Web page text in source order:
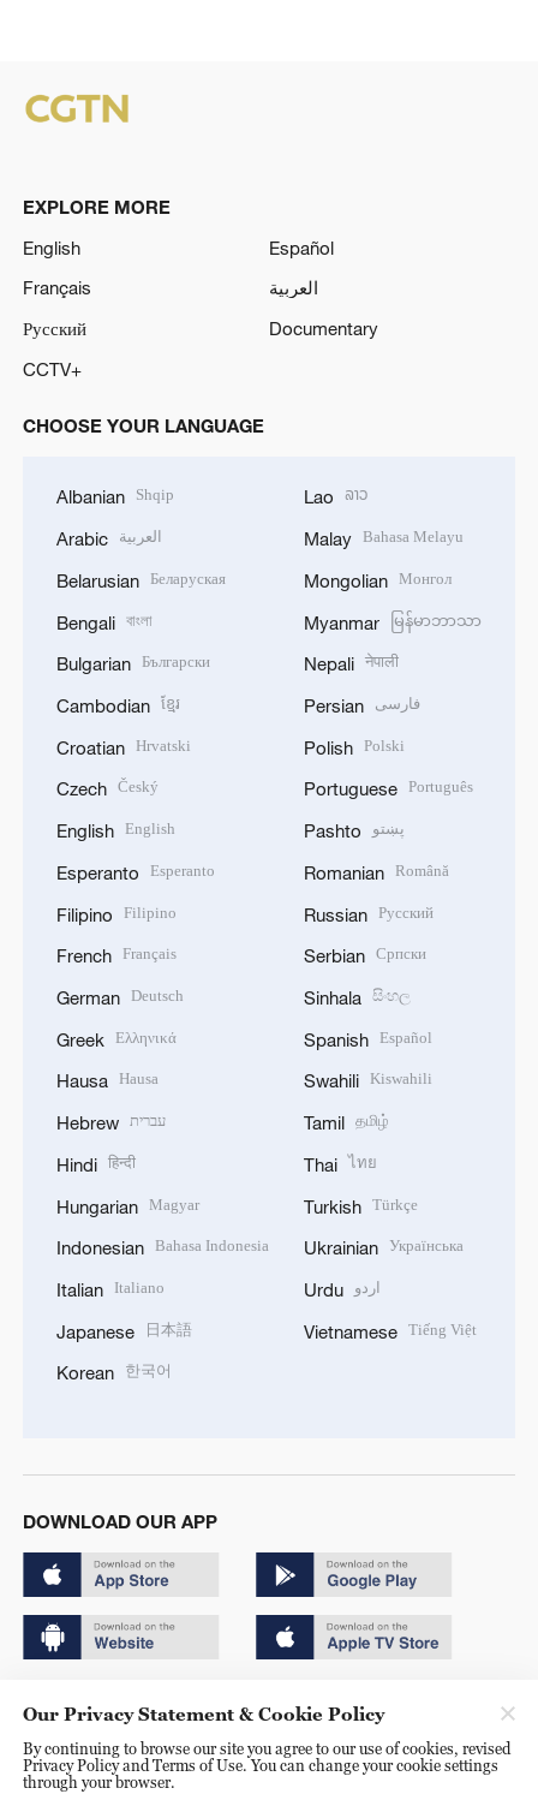
EXPLORE MORE
English
Español
Français
العربية
Русский
Documentary
CCTV+
CHOOSE YOUR LANGUAGE
Albanian Shqip
Arabic العربية
Belarusian Беларуская
Bengali বাংলা
Bulgarian Български
Cambodian ខ្មែរ
Croatian Hrvatski
Czech Český
English English
Esperanto Esperanto
Filipino Filipino
French Français
German Deutsch
Greek Ελληνικά
Hausa Hausa
Hebrew עברית
Hindi हिन्दी
Hungarian Magyar
Indonesian Bahasa Indonesia
Italian Italiano
Japanese 日本語
Korean 한국어
Lao ລາວ
Malay Bahasa Melayu
Mongolian Монгол
Myanmar မြန်မာဘာသာ
Nepali नेपाली
Persian فارسی
Polish Polski
Portuguese Português
Pashto پښتو
Romanian Română
Russian Русский
Serbian Српски
Sinhala සිංහල
Spanish Español
Swahili Kiswahili
Tamil தமிழ்
Thai ไทย
Turkish Türkçe
Ukrainian Українська
Urdu اردو
Vietnamese Tiếng Việt
DOWNLOAD OUR APP
京ICP备20000184号
京公网安备 11010502050052号
Our Privacy Statement & Cookie Policy
By continuing to browse our site you agree to our use of cookies, revised
Privacy Policy and Terms of Use. You can change your cookie settings
through your browser.